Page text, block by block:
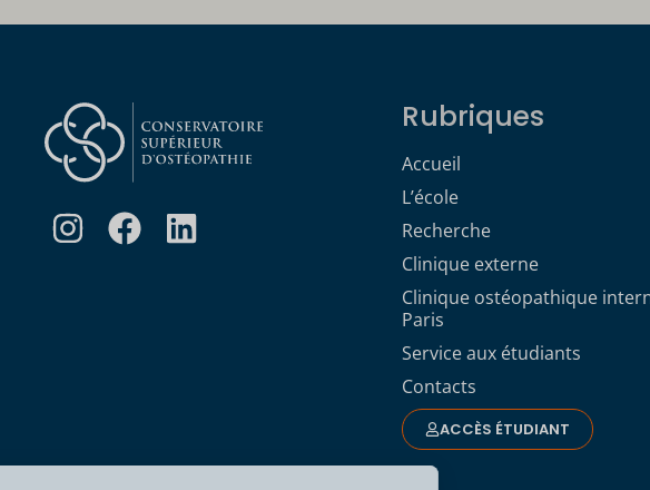
Rubriques
Accueil
L’école
Recherche
Clinique externe
Clinique ostéopathique
Paris
Service aux étudiants
Contacts
ACCÈS ÉTUDIANT